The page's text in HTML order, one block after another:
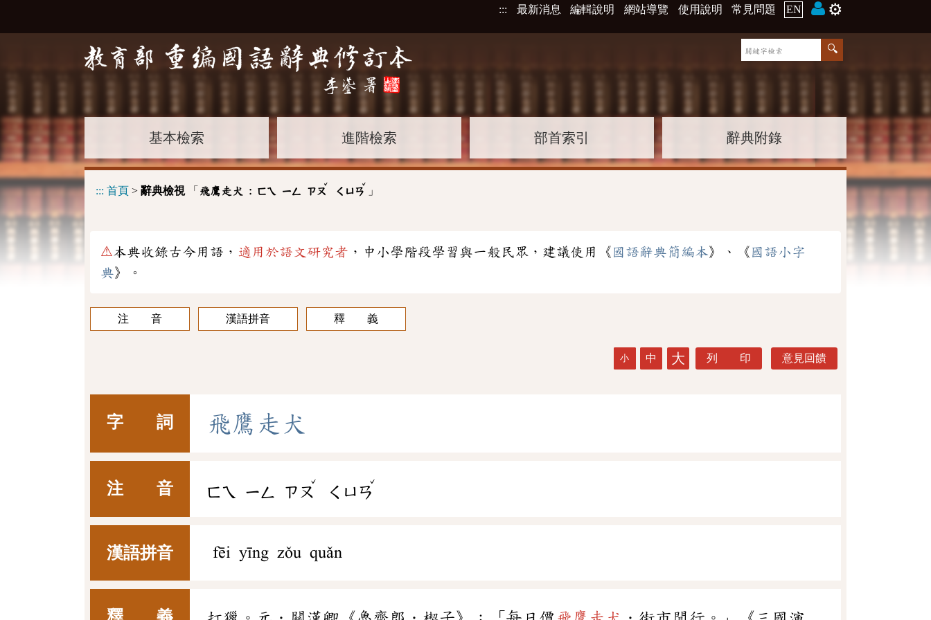
::: 最新消息 編輯說明 網站導覽 使用說明 常見問題 EN ⚙️
基本檢索 進階檢索 部首索引 辭典附錄
::: 首頁 > 辭典檢視「 飛鷹走犬 : ㄈㄟ ㄧㄥ ㄗㄡ
ˇ
ㄑㄩㄢ
ˇ
」
⚠本典收錄古今用語， 適用於語文研究者 ，中小學階段學習與一般民眾，建議使用《 國語辭典簡編本》、《 國語小字
典》。
注 音 漢語拼音 釋 義
小 中 大 列 印 意見回饋
字 詞 飛 鷹 走 犬
注 音 ㄈㄟ ㄧㄥ ㄗㄡ
ˇ
ㄑㄩㄢ
ˇ
漢語拼音 fēi yīng zǒu quǎn